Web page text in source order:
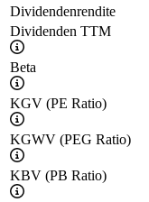
Dividendenrendite
Dividenden TTM
Beta
KGV (PE Ratio)
KGWV (PEG Ratio)
KBV (PB Ratio)